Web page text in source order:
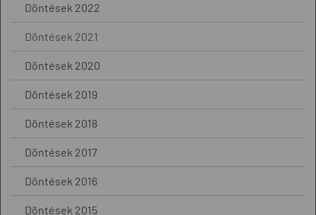
Döntések 2022
Döntések 2021
Döntések 2020
Döntések 2019
Döntések 2018
Döntések 2017
Döntések 2016
Döntések 2015